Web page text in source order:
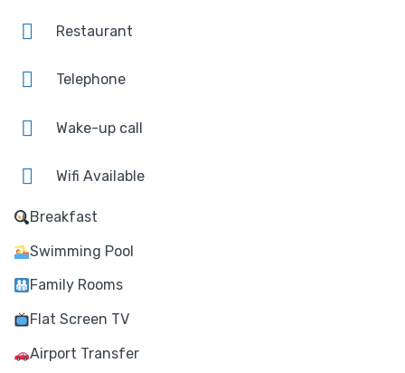
Restaurant
Telephone
Wake-up call
Wifi Available
Breakfast
Swimming Pool
Family Rooms
Flat Screen TV
Airport Transfer